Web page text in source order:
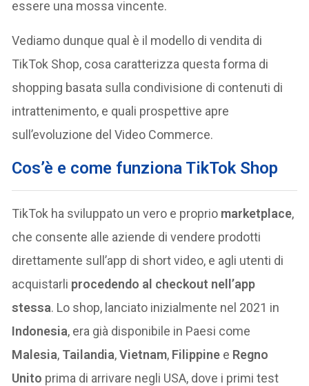
essere una mossa vincente.
Vediamo dunque qual è il modello di vendita di
TikTok Shop, cosa caratterizza questa forma di
shopping basata sulla condivisione di contenuti di
intrattenimento, e quali prospettive apre
sull’evoluzione del Video Commerce.
Cos’è e come funziona TikTok Shop
TikTok ha sviluppato un vero e proprio marketplace,
che consente alle aziende di vendere prodotti
direttamente sull’app di short video, e agli utenti di
acquistarli procedendo al checkout nell’app
stessa. Lo shop, lanciato inizialmente nel 2021 in
Indonesia, era già disponibile in Paesi come
Malesia, Tailandia,Vietnam, Filippine e Regno
Unito prima di arrivare negli USA, dove i primi test